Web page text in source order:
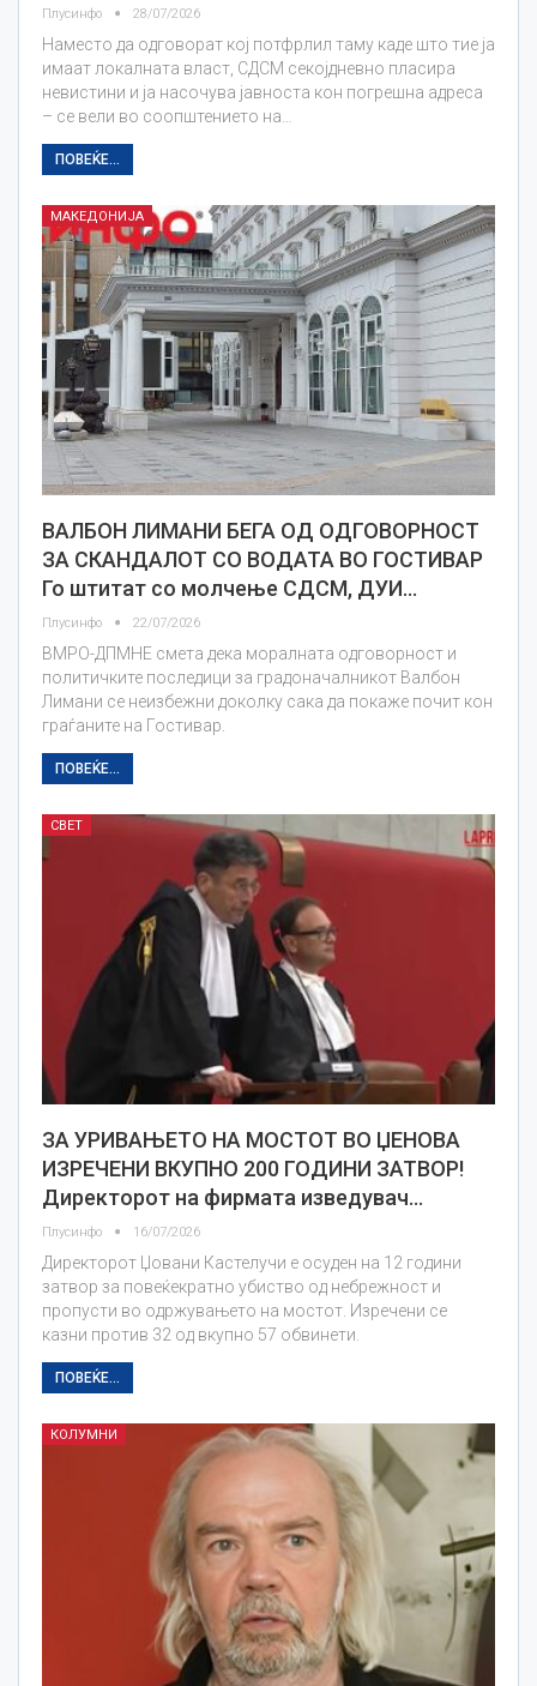
Плусинфо 28/07/2026
Наместо да одговорат кој потфрлил таму каде што тие ја
имаат локалната власт, СДСМ секојдневно пласира
невистини и ја насочува јавноста кон погрешна адреса
– се вели во соопштението на…
ПОВЕЌЕ...
МАКЕДОНИЈА
ВАЛБОН ЛИМАНИ БЕГА ОД ОДГОВОРНОСТ
ЗА СКАНДАЛОТ СО ВОДАТА ВО ГОСТИВАР
Го штитат со молчење СДСМ, ДУИ…
Плусинфо 22/07/2026
ВМРО-ДПМНЕ смета дека моралната одговорност и
политичките последици за градоначалникот Валбон
Лимани се неизбежни доколку сака да покаже почит кон
граѓаните на Гостивар.
ПОВЕЌЕ...
СВЕТ
ЗА УРИВАЊЕТО НА МОСТОТ ВО ЏЕНОВА
ИЗРЕЧЕНИ ВКУПНО 200 ГОДИНИ ЗАТВОР!
Директорот на фирмата изведувач…
Плусинфо 16/07/2026
Директорот Џовани Кастелучи е осуден на 12 години
затвор за повеќекратно убиство од небрежност и
пропусти во одржувањето на мостот. Изречени се
казни против 32 од вкупно 57 обвинети.
ПОВЕЌЕ...
КОЛУМНИ